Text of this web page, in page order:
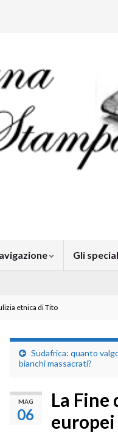
Gli
etnica di Tito
Sudafrica: quanto
bianchi massacrati?
MAG
06
La